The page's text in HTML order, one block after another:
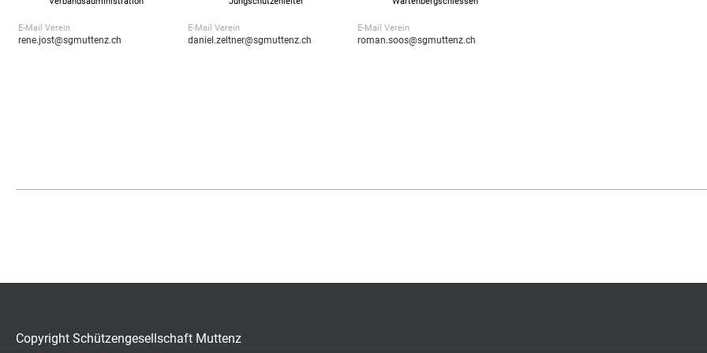
E-Mail Verein
rene.jost@sgmuttenz.ch
E-Mail Verein
daniel.zeltner@sgmuttenz.ch
E-Mail Verein
roman.soos@sgmuttenz.ch
Copyright Schützengesellschaft Muttenz